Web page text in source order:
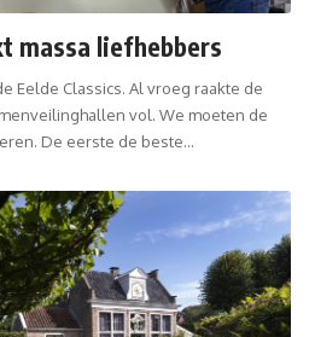
massa liefhebbers
Eelde Classics. Al vroeg raakte de
vol. We moeten de
De eerste de beste…